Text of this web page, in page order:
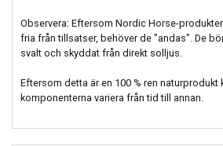
Observera: Eftersom Nordic Horse-
fria från tillsatser, behöver de "andas". De
svalt och skyddat från direkt solljus.
Eftersom detta är en 100 % ren naturprodukt
komponenterna variera från tid till annan.